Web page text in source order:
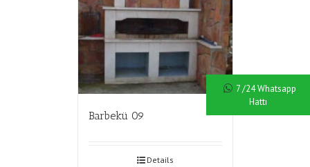
Barbekü 09
Details
7 /24 Whatsapp
Hattı